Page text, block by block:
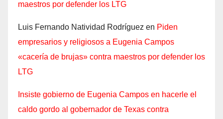
maestros por defender los LTG
Luis Fernando Natividad Rodríguez en Piden
empresarios y religiosos a Eugenia Campos
«cacería de brujas» contra maestros por defender los
LTG
Insiste gobierno de Eugenia Campos en hacerle el
caldo gordo al gobernador de Texas contra